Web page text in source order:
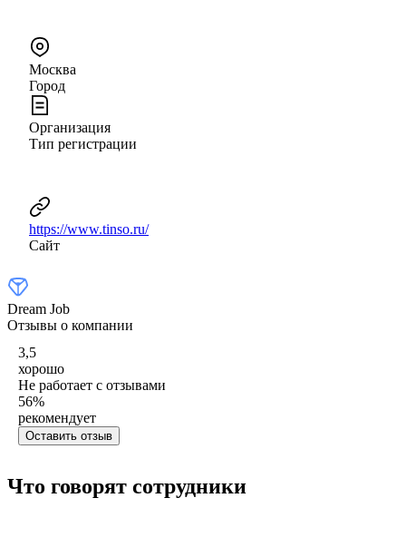
Москва
Город
Организация
Тип регистрации
https://www.tinso.ru/
Сайт
Dream Job
Отзывы о компании
3,5
хорошо
Не работает с отзывами
56%
рекомендует
Оставить отзыв
Что говорят сотрудники